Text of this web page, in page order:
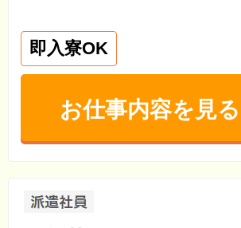
即入寮OK
お仕事内容を見る